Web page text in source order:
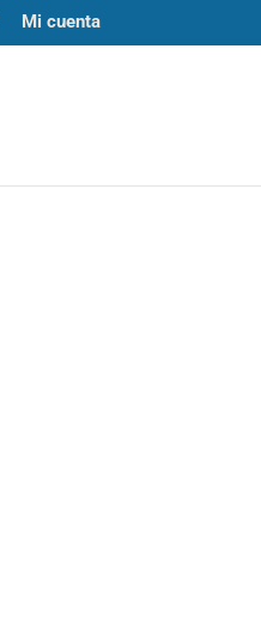
Mi cuenta